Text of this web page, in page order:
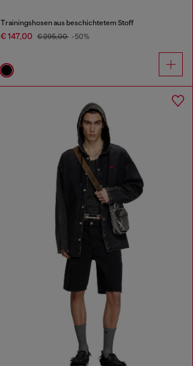
Trainingshosen aus beschichtetem Stoff
€ 147,00 € 295,00 -50%